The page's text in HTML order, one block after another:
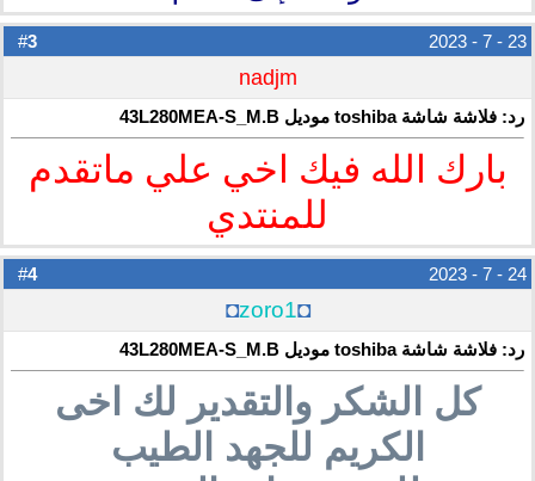
3 23 - 7 - 2023
nadjm
رد: فلاشة شاشة toshiba موديل 43L280MEA-S_M.B
بارك الله فيك اخي علي ماتقدم
للمنتدي
#
4 24 - 7 - 2023
◘
zoro1
◘
رد: فلاشة شاشة toshiba موديل 43L280MEA-S_M.B
كل الشكر والتقدير لك اخى
الكريم للجهد الطيب